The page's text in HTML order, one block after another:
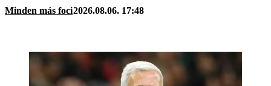
Minden más foci2026.08.06. 17:48